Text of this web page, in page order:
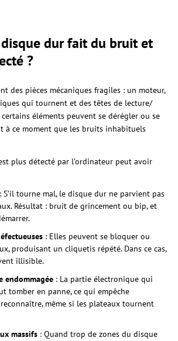
dur fait du bruit et
?
des pièces mécaniques fragiles : un moteur,
qui tournent et des têtes de lecture/
certains éléments peuvent se dérégler ou se
à ce moment que les bruits inhabituels
plus détecté par l’ordinateur peut avoir
: S’il tourne mal, le disque dur ne parvient pas
Résultat : bruit de grincement ou bip, et
: Elles peuvent se bloquer ou
produisant un cliquetis répété. Dans ce cas,
illisible.
endommagée : La partie électronique qui
tomber en panne, ce qui empêche
même si les plateaux tournent
massifs : Quand trop de zones du disque